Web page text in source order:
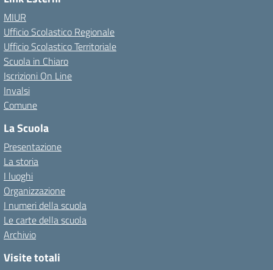
MIUR
Ufficio Scolastico Regionale
Ufficio Scolastico Territoriale
Scuola in Chiaro
Iscrizioni On Line
Invalsi
Comune
La Scuola
Presentazione
La storia
I luoghi
Organizzazione
I numeri della scuola
Le carte della scuola
Archivio
Visite totali